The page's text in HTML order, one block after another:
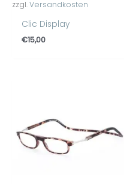
zzgl.Versandkosten
Clic Display
€15,00